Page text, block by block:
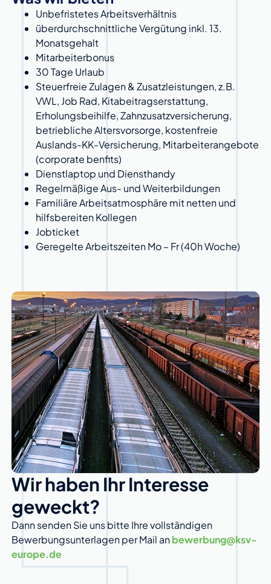
Unbefristetes Arbeitsverhältnis
überdurchschnittliche Vergütung inkl. 13.
Monatsgehalt
Mitarbeiterbonus
30 Tage Urlaub
Steuerfreie Zulagen & Zusatzleistungen, z.B.
VWL, Job Rad, Kitabeitragserstattung,
Erholungsbeihilfe, Zahnzusatzversicherung,
betriebliche Altersvorsorge, kostenfreie
Auslands-KK-Versicherung, Mitarbeiterangebote
(corporate benfits)
Dienstlaptop und Diensthandy
Regelmäßige Aus- und Weiterbildungen
Familiäre Arbeitsatmosphäre mit netten und
hilfsbereiten Kollegen
Jobticket
Geregelte Arbeitszeiten Mo – Fr (40h Woche)
Wir haben Ihr Interesse
geweckt?
Dann senden Sie uns bitte Ihre vollständigen
Bewerbungsunterlagen per Mail anbewerbung@ksv-
europe.de